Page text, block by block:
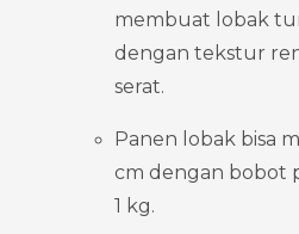
membuat lobak
dengan tekstur
serat.
Panen lobak bisa
cm dengan bobot
1 kg.